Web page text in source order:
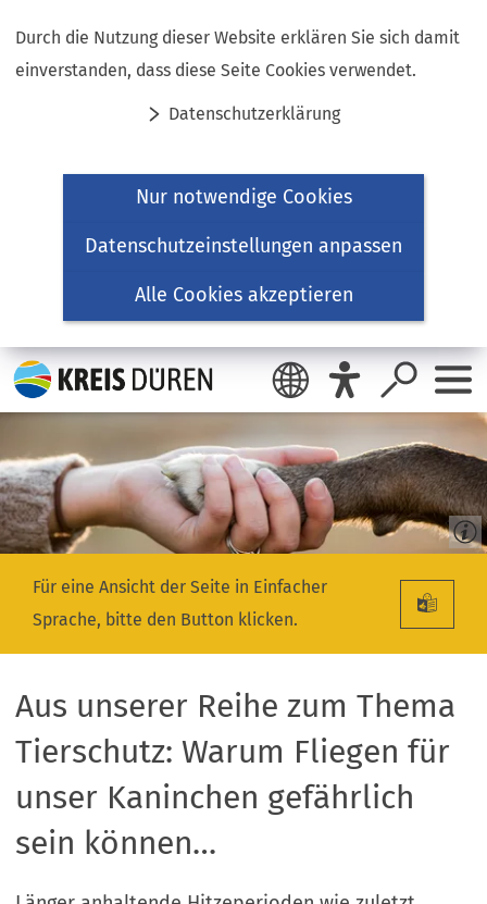
Durch die Nutzung dieser Website erklären Sie sich damit
einverstanden, dass diese Seite Cookies verwendet.
Datenschutzerklärung
Nur notwendige Cookies
Datenschutzeinstellungen anpassen
Alle Cookies akzeptieren
Inhalt anspringen
Für eine Ansicht der Seite in Einfacher
Sprache, bitte den Button klicken.
Aus unserer Reihe zum Thema
Tierschutz: Warum Fliegen für
unser Kaninchen gefährlich
sein können…